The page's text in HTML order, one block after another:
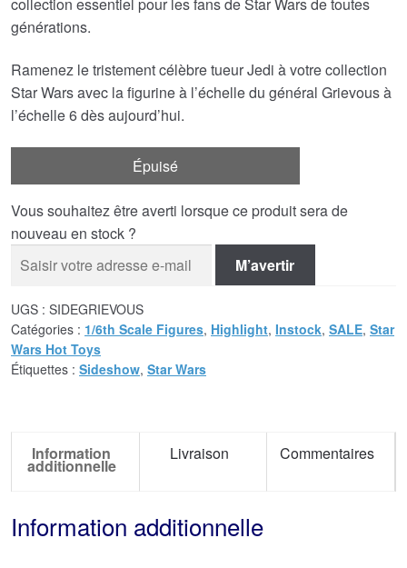
générations.
Ramenez le tristement célèbre tueur Jedi à votre collection
Star Wars avec la figurine à l’échelle du général Grievous à
l’échelle 6 dès aujourd’hui.
Épuisé
Vous souhaitez être averti lorsque ce produit sera de
nouveau en stock ?
M’avertir
UGS : SIDEGRIEVOUS
Catégories : 1/6th Scale Figures, Highlight, Instock, SALE, Star
Wars Hot Toys
Étiquettes : Sideshow, Star Wars
Information
additionnelle
Livraison Commentaires
Information additionnelle